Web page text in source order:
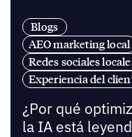
Blogs
AEO marketing local
Redes sociales
Experiencia del
¿Por qué
la IA está